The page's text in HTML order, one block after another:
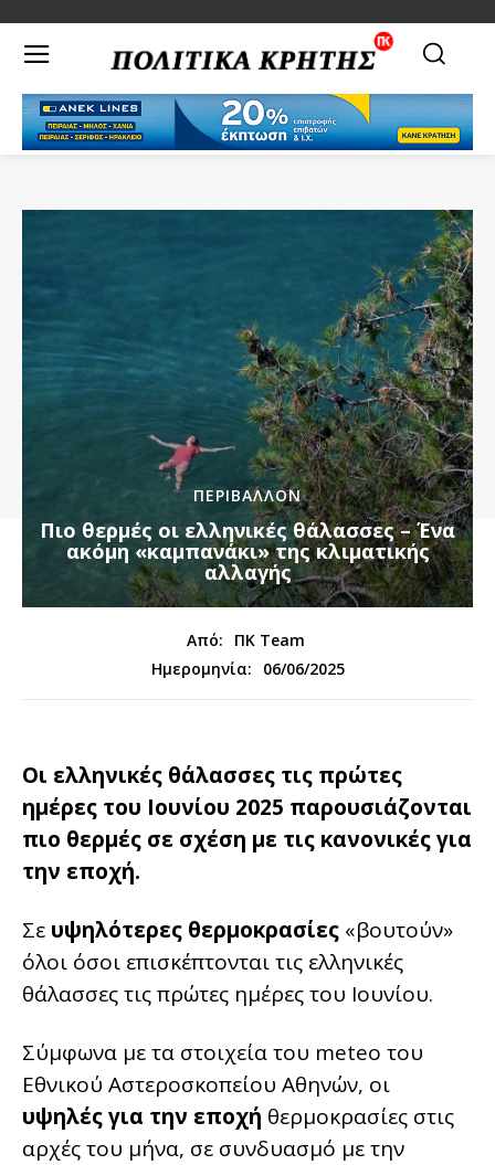
ΠΕΡΙΒΑΛΛΟΝ
Πιο θερμές οι ελληνικές θάλασσες – Ένα
ακόμη «καμπανάκι» της κλιματικής
αλλαγής
Από:
ΠΚ Team
Ημερομηνία:
06/06/2025
Οι ελληνικές θάλασσες τις πρώτες
ημέρες του Ιουνίου 2025 παρουσιάζονται
πιο θερμές σε σχέση με τις κανονικές για
την εποχή.
Σε υψηλότερες θερμοκρασίες «βουτούν»
όλοι όσοι επισκέπτονται τις ελληνικές
θάλασσες τις πρώτες ημέρες του Ιουνίου.
Σύμφωνα με τα στοιχεία του meteo του
Εθνικού Αστεροσκοπείου Αθηνών, οι
υψηλές για την εποχή θερμοκρασίες στις
αρχές του μήνα, σε συνδυασμό με την